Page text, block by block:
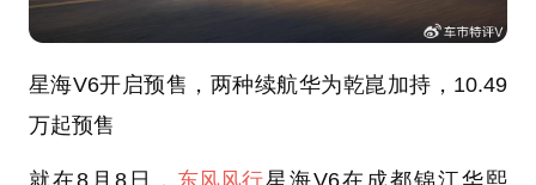
星海V6开启预售，两种续航华为乾崑加持，10.49
万起预售